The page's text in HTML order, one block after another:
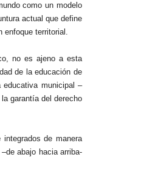
como un modelo
actual que define
enfoque territorial.
no es ajeno a esta
de la educación de
municipal –
garantía del derecho
de manera
abajo hacia arriba-